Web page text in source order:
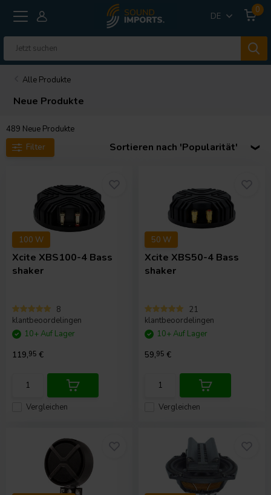
DE
0
Alle Produkte
Neue Produkte
489 Neue Produkte
Filter
Sortieren nach 'Popularität'
100 W
Xcite XBS100-4 Bass
shaker
8
klantbeoordelingen
Vergleichen
10+ Auf Lager
119,95 €
50 W
Xcite XBS50-4 Bass
shaker
21
klantbeoordelingen
Vergleichen
10+ Auf Lager
59,95 €